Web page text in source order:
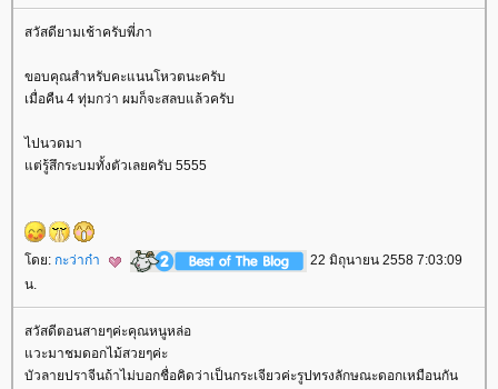
สวัสดียามเช้าครับพี่ภา
ขอบคุณสำหรับคะแนนโหวตนะครับ
เมื่อคืน 4 ทุ่มกว่า ผมก็จะสลบแล้วครับ
ไปนวดมา
ต่รู้สึกระบมทั้งตัวเลยครับ 5555
ดย: กะว่าก๋า
22 มิถุนายน 2558 7:03:09
น.
สวัสดีตอนสายๆค่ะคุณหนูหล่อ
วะมาชมดอกไม้สวยๆค่ะ
บัวลายปราจีนถ้าไม่บอกชื่อคิดว่าเป็นกระเจียวค่ะรูปทรงลักษณะดอกเหมือนกัน